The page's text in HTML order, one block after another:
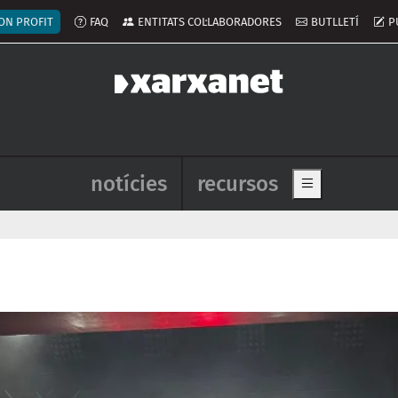
del compte d'usuari
PROFIT FAQ ENTITATS COL·LABORADORES BUTLLETÍ
Navegació principal de
notícies recursos Show main